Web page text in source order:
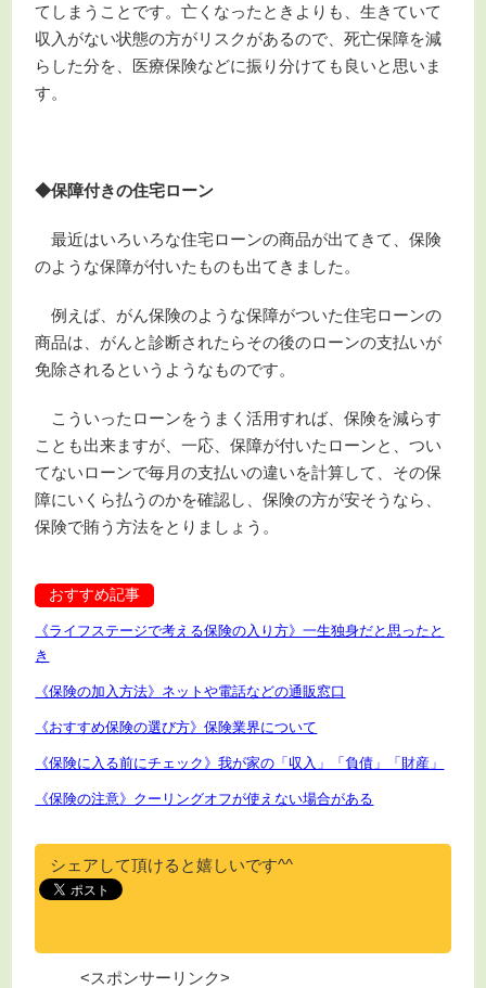
てしまうことです。亡くなったときよりも、生きていて
収入がない状態の方がリスクがあるので、死亡保障を減
らした分を、医療保険などに振り分けても良いと思いま
す。
◆保障付きの住宅ローン
最近はいろいろな住宅ローンの商品が出てきて、保険
のような保障が付いたものも出てきました。
例えば、がん保険のような保障がついた住宅ローンの
商品は、がんと診断されたらその後のローンの支払いが
免除されるというようなものです。
こういったローンをうまく活用すれば、保険を減らす
ことも出来ますが、一応、保障が付いたローンと、つい
てないローンで毎月の支払いの違いを計算して、その保
障にいくら払うのかを確認し、保険の方が安そうなら、
保険で賄う方法をとりましょう。
おすすめ記事
《ライフステージで考える保険の入り方》一生独身だと思ったと
き
《保険の加入方法》ネットや電話などの通販窓口
《おすすめ保険の選び方》保険業界について
《保険に入る前にチェック》我が家の「収入」「負債」「財産」
《保険の注意》クーリングオフが使えない場合がある
シェアして頂けると嬉しいです^^
<スポンサーリンク>